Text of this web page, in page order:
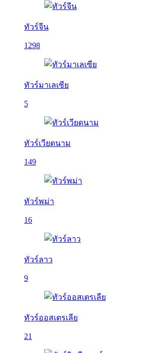
ทัวร์จีน
1298
ทัวร์มาเลเซีย
5
ทัวร์เวียดนาม
149
ทัวร์พม่า
16
ทัวร์ลาว
9
ทัวร์ออสเตรเลีย
21